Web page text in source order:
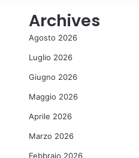
Archives
Agosto 2026
Luglio 2026
Giugno 2026
Maggio 2026
Aprile 2026
Marzo 2026
Febbraio 2026